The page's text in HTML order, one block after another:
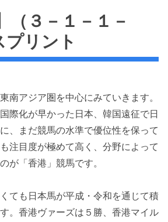
（３－１－１－
リント
南アジア圏を中心にみていきます。
際化が早かった日本、韓国遠征で日
、まだ競馬の水準で優位性を保って
注目度が極めて高く、分野によって
が「香港」競馬です。
ても日本馬が平成・令和を通じて積
。香港ヴァーズは５勝、香港マイル